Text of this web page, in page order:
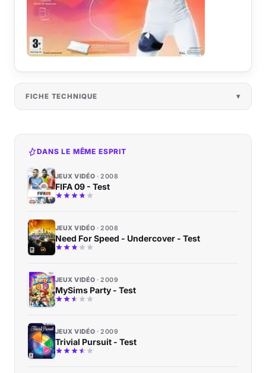
FICHE TECHNIQUE
DANS LE MÊME ESPRIT
JEUX VIDÉO 2008
FIFA 09 - Test
JEUX VIDÉO 2008
Need For Speed - Undercover - Test
JEUX VIDÉO 2009
MySims Party - Test
JEUX VIDÉO 2009
Trivial Pursuit - Test